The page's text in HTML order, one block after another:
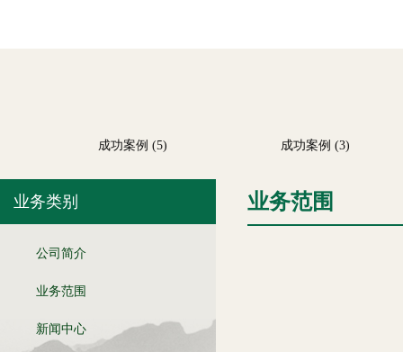
成功案例 (5) 成功案例 (3)
业务类别
公司简介
业务范围
新闻中心
业务范围